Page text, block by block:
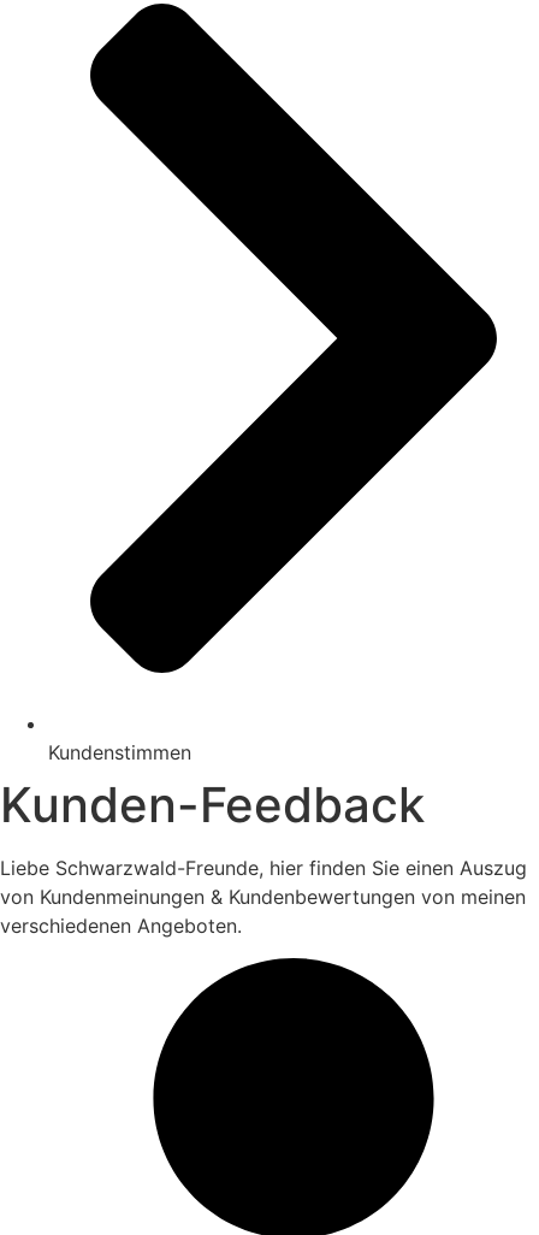
Kundenstimmen
Kunden-Feedback
Liebe Schwarzwald-Freunde, hier finden Sie einen Auszug
von Kundenmeinungen & Kundenbewertungen von meinen
verschiedenen Angeboten.